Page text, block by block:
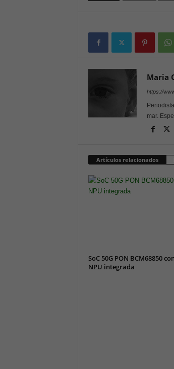
Maria
https://
mar.
Artículos relacionados
SoC 50G PON BCM68850
NPU integrada